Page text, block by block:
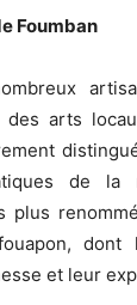
Foumban
arts
de la
plus
dont
et leur